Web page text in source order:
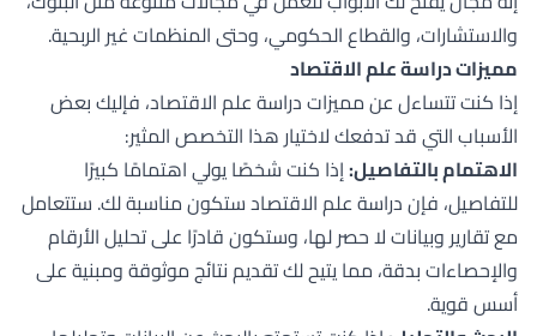
والاستشارات، والقطاع الحكومي، وحتى المنظمات غير الربحية.
مميزات دراسة علم الاقتصاد
إذا كنت تتساءل عن مميزات دراسة علم الاقتصاد، فإليك بعض
الأسباب التي قد تدفعك لاختيار هذا التخصص المثير:
الاهتمام بالتفاصيل:إذا كنت شخصًا يولي اهتمامًا كبيرًا
للتفاصيل، فإن دراسة علم الاقتصاد ستكون مناسبة لك. ستتعامل
مع تقارير وبيانات لا حصر لها، وستكون قادرًا على تحليل الأرقام
والإحصاءات بدقة، مما يتيح لك تقديم نتائج موثوقة ومبنية على
أسس قوية.